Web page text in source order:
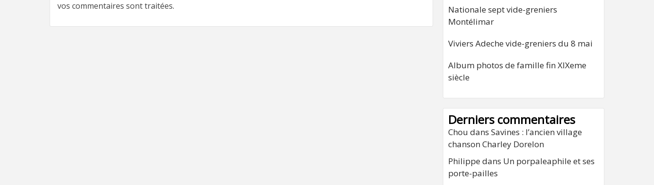
vos commentaires sont traitées.
Nationale sept vide-greniers
Montélimar
Viviers Adeche vide-greniers du 8 mai
Album photos de famille fin XIXeme
siècle
Derniers commentaires
Chou dans Savines : l’ancien village
chanson Charley Dorelon
Philippe dans Un porpaleaphile et ses
porte-pailles